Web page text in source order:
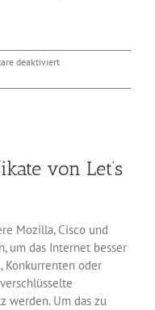
deaktiviertfür
neue
von Let’s
Mozilla, Cisco und
um das Internet besser
Konkurrenten oder
werden. Um das zu